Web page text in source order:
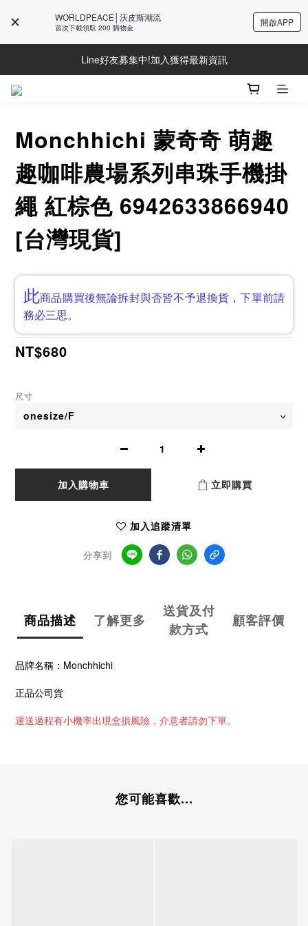
WORLDPEACE│沃皮斯潮流
首次下載領取 200 購物金 開啟APP
Line好友募集中!加入獲得最新資訊
Line好友募集中!加入獲得最新資訊
防詐騙提醒!請勿聽從不明來電操作ATM與提供個人資訊
Monchhichi 蒙奇奇 萌趣
趣咖啡農場系列串珠手機掛
繩 紅棕色 6942633866940
[台灣現貨]
此商品購買後無論拆封與否皆不予退換貨，下單前請
務必三思。
NT$680
尺寸
加入購物車 立即購買
加入追蹤清單
分享到
商品描述 了解更多
送貨及付
款方式
顧客評價
品牌名稱：Monchhichi
正品公司貨
運送過程有小機率出現盒損風險，介意者請勿下單。
您可能喜歡...